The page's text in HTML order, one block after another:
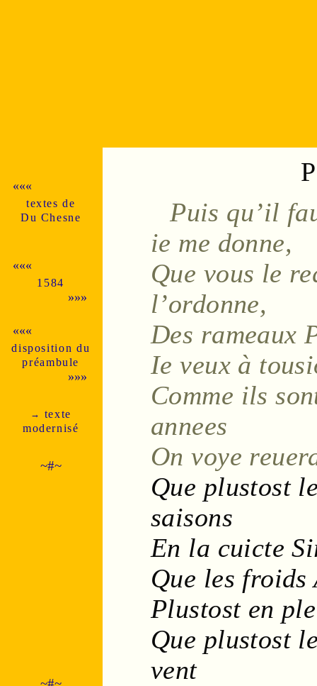
«««
textes de
Du Chesne
«««
1584
»»»
«««
dispo­si­tion du
pré­am­bule
»»»
→ texte
moder­nisé
~#~
Puis qu’il
ie me donne,
Que vous le
l’ordonne,
Des rameaux
Ie veux à
Comme ils
annees
On voye
Que plustost
saisons
En la cuicte
Que les froids
Plustost en
Que plustost
vent